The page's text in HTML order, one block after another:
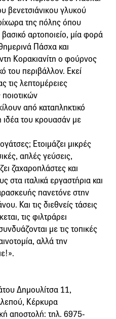
βενετσιάνικου γλυκού
της πόλης όπου
βασικό αρτοποιείο, μία φορά
Πάσχα και
Κορακιανίτη ο φούρνος
του περιβάλλον. Εκεί
λεπτομέρειες
από καταπληκτικό
του κρουασάν με
Ετοιμάζει μικρές
απλές γεύσεις,
ζαχαροπλάστες και
στα ιταλικά εργαστήρια και
πανετόνε στην
Και τις διεθνείς τάσεις
τις φιλτράρει
με τις τοπικές
αλλά την
Δημουλίτσα 11,
Κέρκυρα
αποστολή: τηλ. 6975-